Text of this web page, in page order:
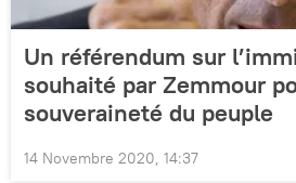
Un référendum sur
souhaité par Zemmour
souveraineté du peuple
14 Novembre 2020, 14:37